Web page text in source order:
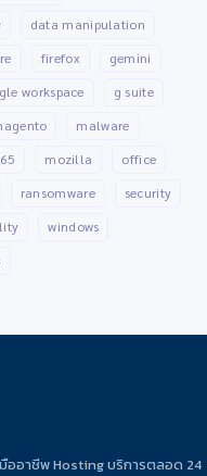
data manipulation
firefox
gemini
workspace
g suite
malware
mozilla
office
ransomware
security
windows
อาชีพ Hosting บริการตลอด 24